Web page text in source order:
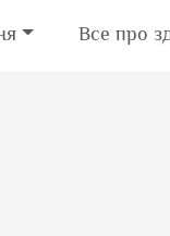
Все про